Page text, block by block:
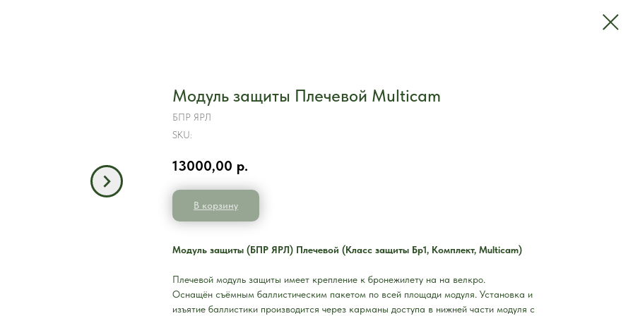
Модуль защиты Плечевой Multicam
БПР ЯРЛ
SKU:
13000,00 р.
В корзину
Модуль защиты (БПР ЯРЛ) Плечевой (Класс защиты Бр1, Комплект, Multicam)
Плечевой модуль защиты имеет крепление к бронежилету на на велкро.
Оснащён съёмным баллистическим пакетом по всей площади модуля. Установка и
изъятие баллистики производится через карманы доступа в нижней части модуля с